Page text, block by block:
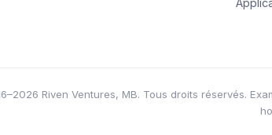
Riven Ventures, MB. Tous droits réservés.